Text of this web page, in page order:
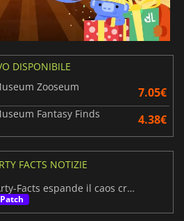
DISPONIBILE
Zooseum
7.05€
Fantasy Finds 4.38€
FACTS NOTIZIE
Museo dei due punti: Arty-Facts espande il caos creativo